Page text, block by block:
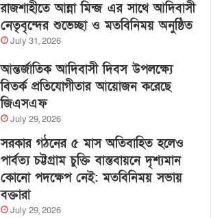
রাজশাহীতে আন্না মিন্জ এর সাথে আদিবাসী
নেতৃবৃন্দের শুভেচ্ছা ও মতবিনিময় অনুষ্ঠিত
July 31, 2026
আন্তর্জাতিক আদিবাসী দিবস উপলক্ষ্যে
বিতর্ক প্রতিযোগীতার আয়োজন করেছে
জিএসএফ
July 29, 2026
সরকার গঠনের ৫ মাস অতিবাহিত হলেও
পার্বত্য চট্টগ্রাম চুক্তি বাস্তবায়নে দৃশ্যমান
কোনো পদক্ষেপ নেই: মতবিনিময় সভায়
বক্তারা
July 29, 2026